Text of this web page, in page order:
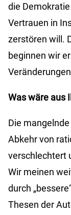
die
Vertrauen in
zerstören will.
beginnen wir
Was wäre aus
Die
Abkehr von
verschlechtert
Wir meinen
durch
Thesen der